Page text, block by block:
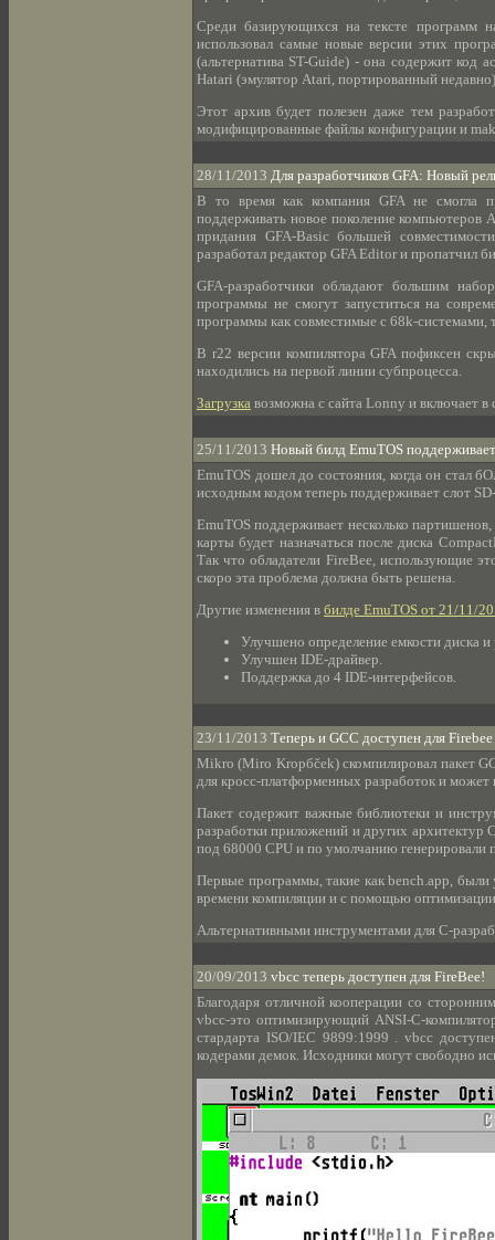
Среди базирующихся на тексте программ
использовал самые новые версии этих
(альтернатива ST-Guide) - она содержит код
Hatari (эмулятор Atari, портированный
Этот архив будет полезен даже тем
модифицированные файлы конфигурации и
28/11/2013 Для разработчиков GFA: Новый
В то время как компания GFA не смогла
поддерживать новое поколение компьютеров
придания GFA-Basic большей
разработал редактор GFA Editor и пропатчил
GFA-разработчики обладают большим
программы не смогут запуститься на
программы как совместимые с 68k-системами,
В r22 версии компилятора GFA пофиксен
находились на первой линии субпроцесса.
Загрузка возможна с сайта Lonny и включает
25/11/2013 Новый билд EmuTOS
EmuTOS дошел до состояния, когда он стал
исходным кодом теперь поддерживает слот
EmuTOS поддерживает несколько
карты будет назначаться после диска
Так что обладатели FireBee, использующие
скоро эта проблема должна быть решена.
Другие изменения в билде EmuTOS от 21/11/
Улучшено определение емкости диска и
Улучшен IDE-драйвер.
Поддержка до 4 IDE-интерфейсов.
23/11/2013 Теперь и GCC доступен для Firebee
Mikro (Miro Kropбček) скомпилировал пакет
для кросс-платформенных разработок и
Пакет содержит важные библиотеки и
разработки приложений и других
под 68000 CPU и по умолчанию генерировали
Первые программы, такие как bench.app,
времени компиляции и с помощью
Альтернативными инструментами для C-
20/09/2013 vbcc теперь доступен для FireBee!
Благодаря отличной кооперации со
vbcc-это оптимизирующий ANSI-C-
стардарта ISO/IEC 9899:1999 . vbcc
кодерами демок. Исходники могут свободно